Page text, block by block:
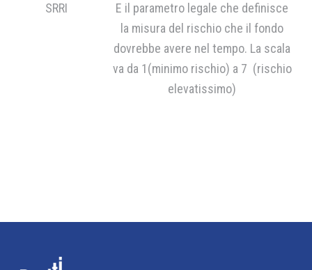
SRRI
E il parametro legale che definisce
la misura del rischio che il fondo
dovrebbe avere nel tempo. La scala
va da 1(minimo rischio) a 7 (rischio
elevatissimo)